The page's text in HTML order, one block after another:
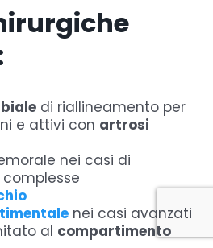
di riallineamento per
e attivi con artrosi
nei casi di
complesse
nei casi avanzati
al compartimento